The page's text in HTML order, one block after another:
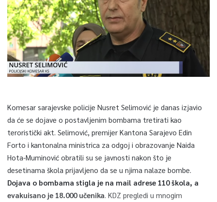
Komesar sarajevske policije Nusret Selimović je danas izjavio
da će se dojave o postavljenim bombama tretirati kao
teroristički akt. Selimović, premijer Kantona Sarajevo Edin
Forto i kantonalna ministrica za odgoj i obrazovanje Naida
Hota-Muminović obratili su se javnosti nakon što je
desetinama škola prijavljeno da se u njima nalaze bombe.
Dojava o bombama stigla je na mail adrese 110 škola, a
evakuisano je 18.000 učenika . KDZ pregledi u mnogim